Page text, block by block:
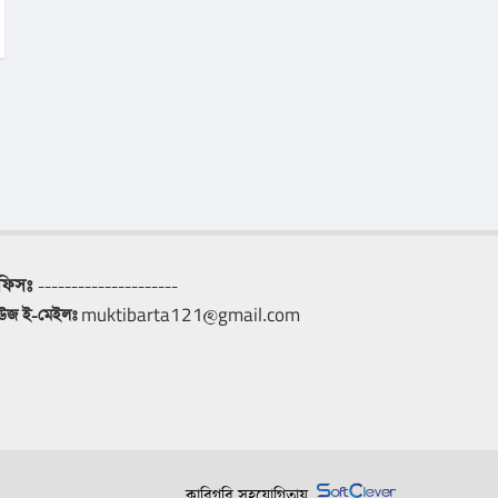
---------------------
ই-মেইলঃ muktibarta121@gmail.com